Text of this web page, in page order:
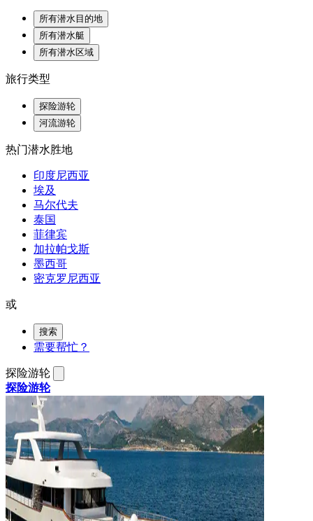
所有潜水目的地
所有潜水艇
所有潜水区域
旅行类型
探险游轮
河流游轮
热门潜水胜地
印度尼西亚
埃及
马尔代夫
泰国
菲律宾
加拉帕戈斯
墨西哥
密克罗尼西亚
或
搜索
需要帮忙？
探险游轮
探险游轮